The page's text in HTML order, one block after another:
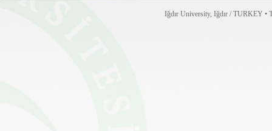
Iğdır University, Iğdır / TURKEY •